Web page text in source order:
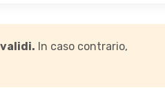
In caso contrario,